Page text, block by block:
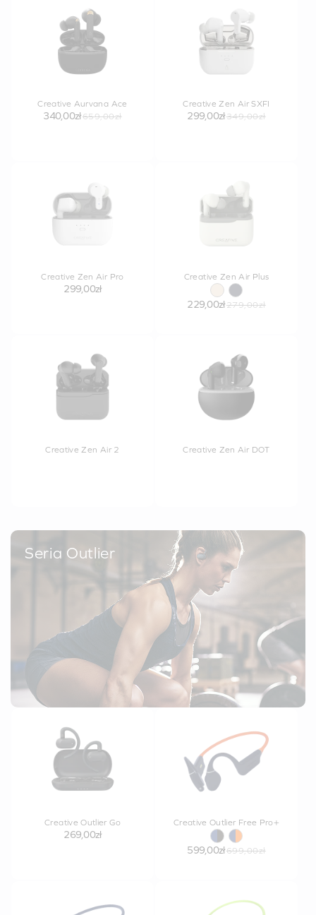
Creative Aurvana Ace
340,00zł659,00zł
Creative Zen Air SXFI
299,00zł349,00zł
Creative Zen Air Pro
299,00zł
Creative Zen Air Plus
229,00zł279,00zł
Creative Zen Air 2 Creative Zen Air DOT
Seria Outlier
Creative Outlier Go
269,00zł
Creative Outlier Free Pro+
599,00zł699,00zł